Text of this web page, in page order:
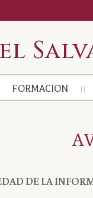
FORMACION
DE LA